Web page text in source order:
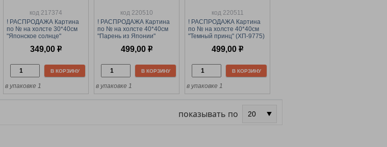
код 217374
! РАСПРОДАЖА Картина
по № на холсте 30*40см
"Японское солнце"
красками349,00 р
В КОРЗИНУ
в упаковке 1
код 220510
! РАСПРОДАЖА Картина
по № на холсте 40*40см
"Парень из Японии"
красками и золотой
499,00 р
В КОРЗИНУ
в упаковке 1
код 220511
! РАСПРОДАЖА Картина
по № на холсте 40*40см
"Темный принц" (ХП-9775)
золотой поталью
499,00 р
В КОРЗИНУ
в упаковке 1
показывать по